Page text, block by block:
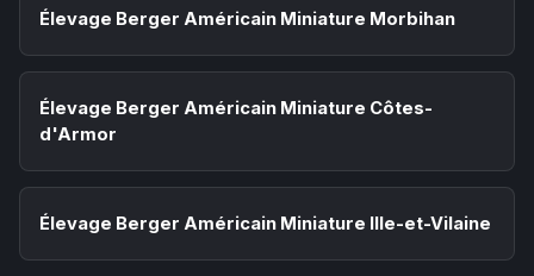
Élevage Berger Américain Miniature Morbihan
Élevage Berger Américain Miniature Côtes-
d'Armor
Élevage Berger Américain Miniature Ille-et-Vilaine